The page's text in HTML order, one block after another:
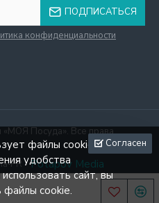
ПОДПИСАТЬСЯ
конфиденциальности
Посуда». Все права
-Potapov Media
Согласен
файлы cookie для
удобства
сайт, вы
файлы cookie.